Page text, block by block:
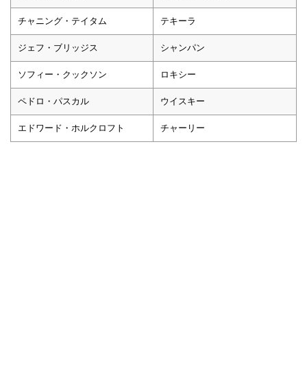
チャニング・テイタム テキーラ
ジェフ・ブリッジス シャンパン
ソフィー・クックソン ロキシー
ペドロ・パスカル ウイスキー
エドワード・ホルクロフト チャーリー